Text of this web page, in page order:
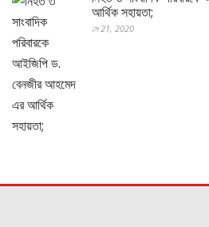
আর্থিক সহায়তা;
মে 21, 2020